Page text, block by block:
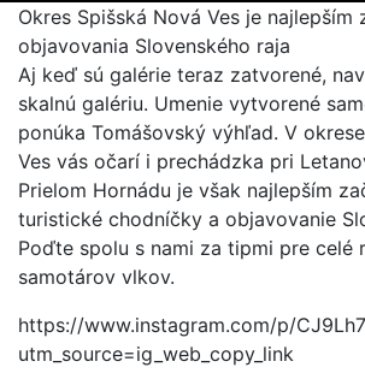
Okres Spišská Nová Ves je najlepším
objavovania Slovenského raja
Aj keď sú galérie teraz zatvorené,
skalnú galériu. Umenie vytvorené
ponúka Tomášovský výhľad. V
Ves vás očarí i prechádzka pri
Prielom Hornádu je však najlepším
turistické chodníčky a objavovanie
Poďte spolu s nami za tipmi pre celé
samotárov vlkov.
https://www.instagram.com/p/
utm_source=ig_web_copy_link